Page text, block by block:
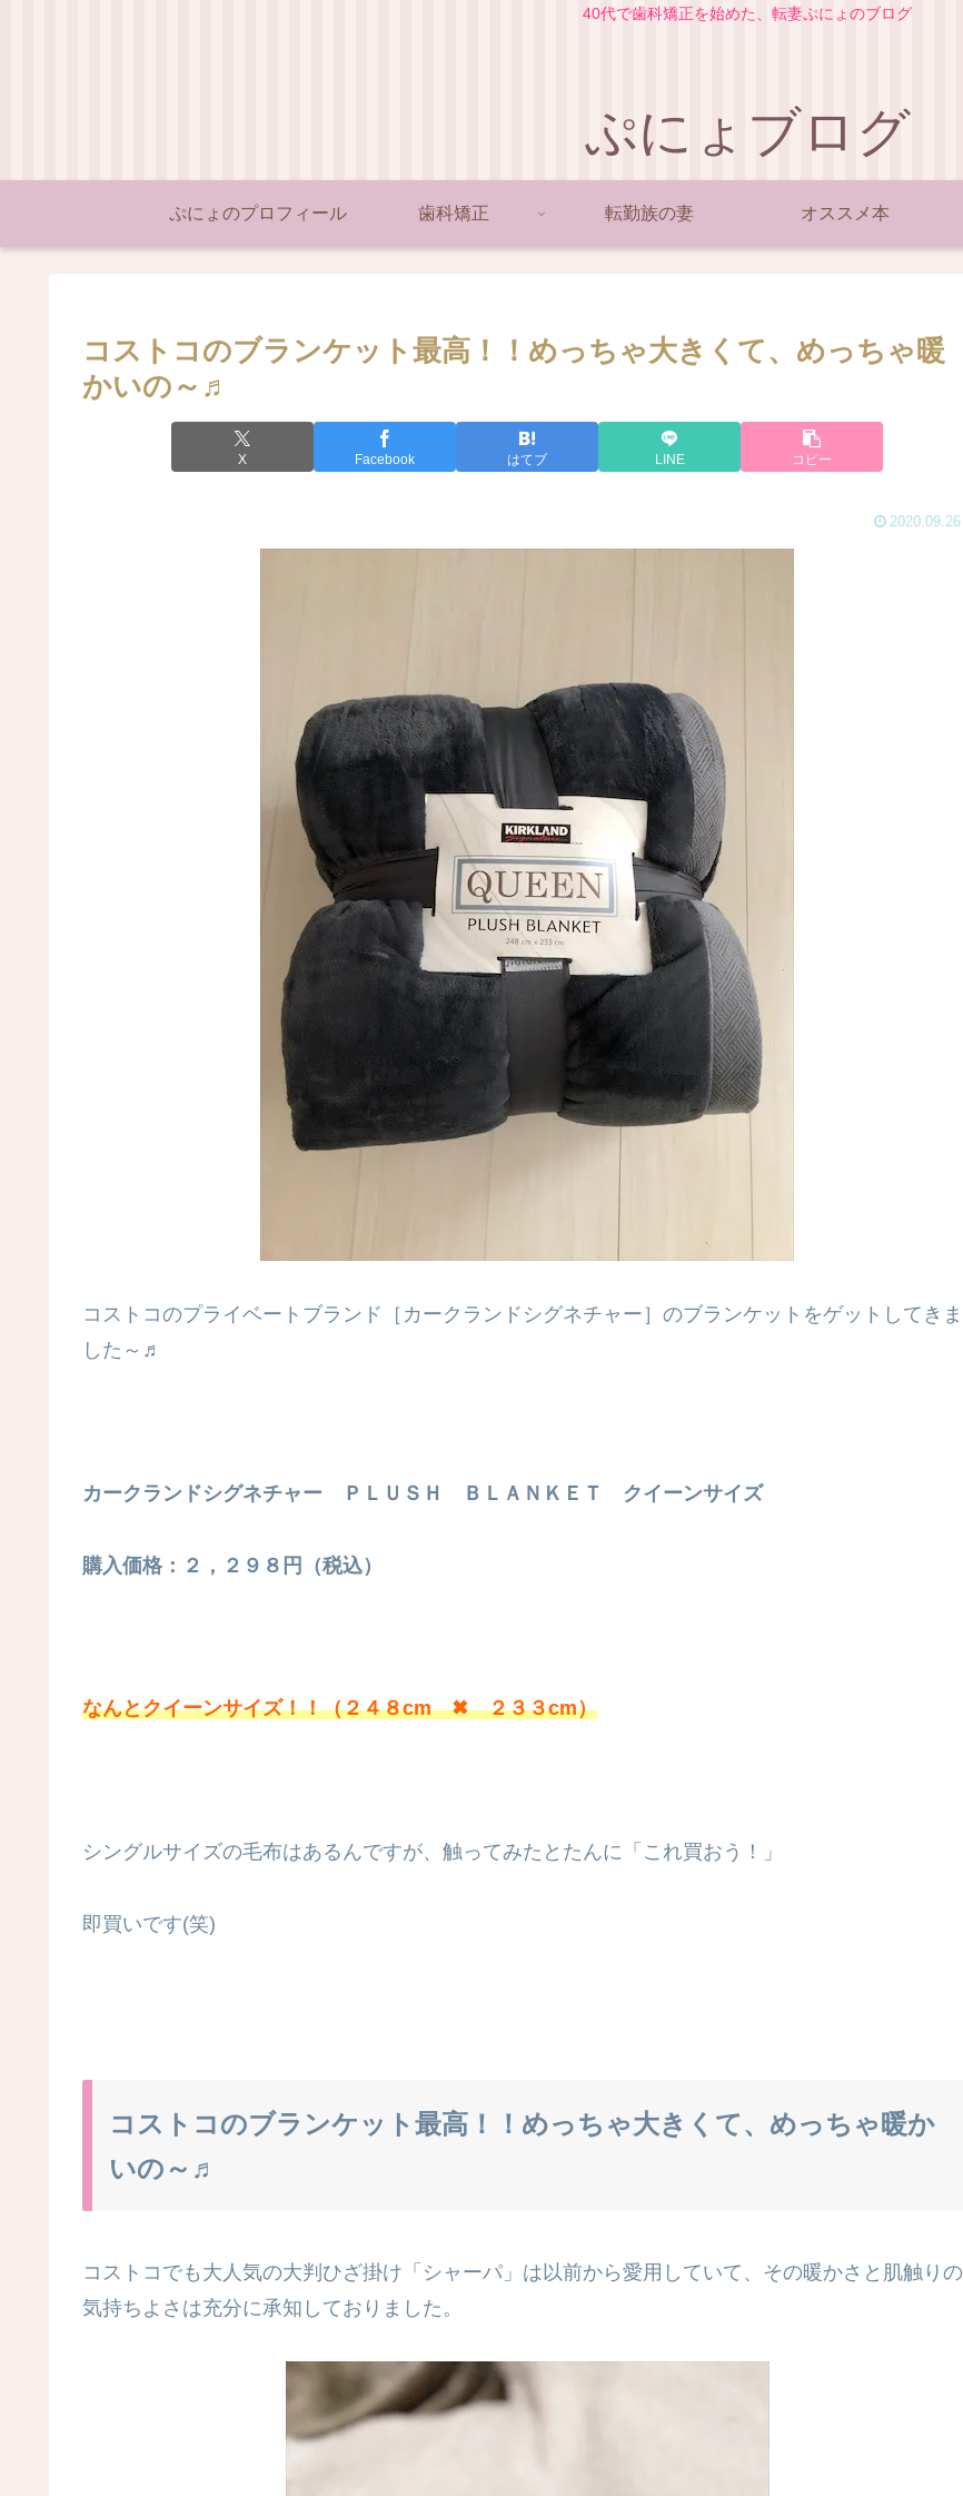
40代で歯科矯正を始めた、転妻ぷにょのブログ
ぷにょブログ
ぷにょのプロフィール 歯科矯正 転勤族の妻 オススメ本
コストコのブランケット最高！！めっちゃ大きくて、めっちゃ暖
かいの～♬
X Facebook はてブ LINE コピー
2020.09.26
コストコのプライベートブランド［カークランドシグネチャー］のブランケットをゲットしてきま
した～♬
カークランドシグネチャー ＰＬＵＳＨ ＢＬＡＮＫＥＴ クイーンサイズ
購入価格：２，２９８円（税込）
なんとクイーンサイズ！！（２４８cm ✖ ２３３cm）
シングルサイズの毛布はあるんですが、触ってみたとたんに「これ買おう！」
即買いです(笑)
コストコのブランケット最高！！めっちゃ大きくて、めっちゃ暖か
いの～♬
コストコでも大人気の大判ひざ掛け「シャーパ」は以前から愛用していて、その暖かさと肌触りの
気持ちよさは充分に承知しておりました。